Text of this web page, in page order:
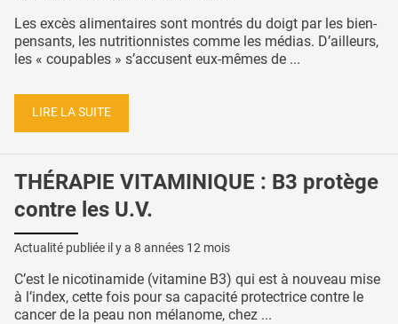
Les excès alimentaires sont montrés du doigt par les bien-
pensants, les nutritionnistes comme les médias. D’ailleurs,
les « coupables » s’accusent eux-mêmes de ...
LIRE LA SUITE
THÉRAPIE VITAMINIQUE : B3 protège
contre les U.V.
Actualité publiée il y a 8 années 12 mois
C’est le nicotinamide (vitamine B3) qui est à nouveau mise
à l’index, cette fois pour sa capacité protectrice contre le
cancer de la peau non mélanome, chez ...